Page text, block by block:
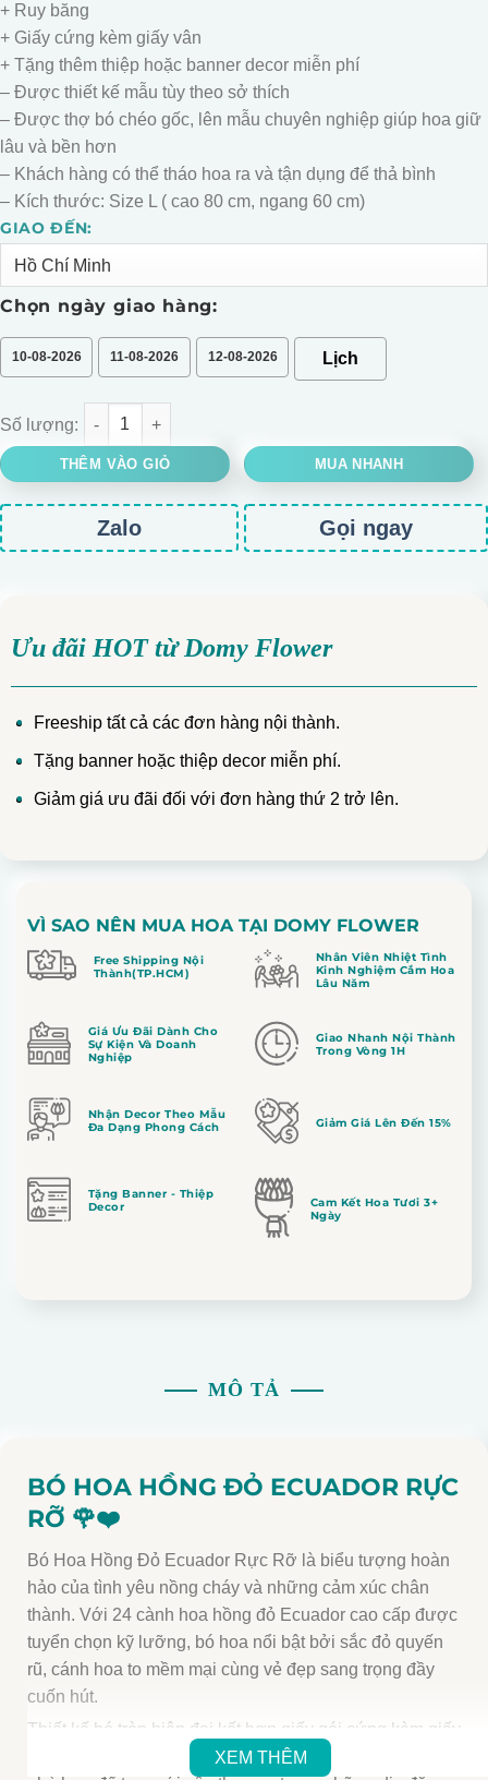
+ Ruy băng
+ Giấy cứng kèm giấy vân
+ Tặng thêm thiệp hoặc banner decor miễn phí
– Được thiết kế mẫu tùy theo sở thích
– Được thợ bó chéo gốc, lên mẫu chuyên nghiệp giúp hoa giữ
lâu và bền hơn
– Khách hàng có thể tháo hoa ra và tận dụng để thả bình
– Kích thước: Size L ( cao 80 cm, ngang 60 cm)
GIAO ĐẾN:
Chọn ngày giao hàng:
10-08-2026 11-08-2026 12-08-2026
BÓ HOA HỒNG ĐỎ ECUADOR RỰC RỠ số lượng
THÊM VÀO GIỎ MUA NHANH
Alternative:
Zalo Gọi ngay
Ưu đãi HOT từ Domy Flower
Freeship tất cả các đơn hàng nội thành.
Tặng banner hoặc thiệp decor miễn phí.
Giảm giá ưu đãi đối với đơn hàng thứ 2 trở lên.
VÌ SAO NÊN MUA HOA TẠI DOMY FLOWER
Free Shipping Nội
Thành(TP.HCM)
Nhân Viên Nhiệt Tình
Kinh Nghiệm Cắm Hoa
Lâu Năm
Giá Ưu Đãi Dành Cho
Sự Kiện Và Doanh
Nghiệp
Giao Nhanh Nội Thành
Trong Vòng 1H
Nhận Decor Theo Mẫu
Đa Dạng Phong Cách
Giảm Giá Lên Đến 15%
Tặng Banner - Thiệp
Decor
Cam Kết Hoa Tươi 3+
Ngày
MÔ TẢ
BÓ HOA HỒNG ĐỎ ECUADOR RỰC
RỠ 🌹❤️
Bó Hoa Hồng Đỏ Ecuador Rực Rỡ là biểu tượng hoàn
hảo của tình yêu nồng cháy và những cảm xúc chân
thành. Với 24 cành hoa hồng đỏ Ecuador cao cấp được
tuyển chọn kỹ lưỡng, bó hoa nổi bật bởi sắc đỏ quyến
rũ, cánh hoa to mềm mại cùng vẻ đẹp sang trọng đầy
cuốn hút.
Thiết kế bó tròn hiện đại kết hợp giấy gói cứng kèm giấy
vân tinh tế giúp tổng thể trở nên nổi bật và đẳng cấp,
XEM THÊM